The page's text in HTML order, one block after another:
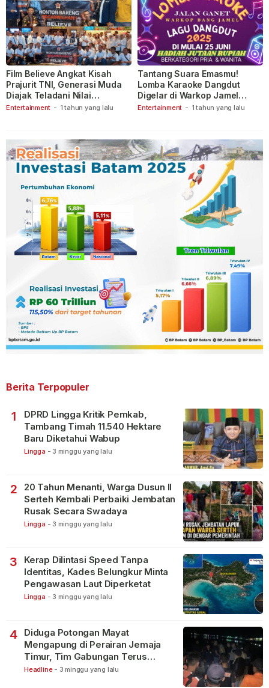
Entertainment - 1 tahun yang lalu
Film Believe Angkat Kisah
Prajurit TNI, Generasi Muda
Diajak Teladani Nilai
Keberanian
Entertainment - 1 tahun yang lalu
Tantang Suara Emasmu!
Lomba Karaoke Dangdut
Digelar di Warkop Jamel
Ganet
Berita Terpopuler
1
DPRD Lingga Kritik Pemkab,
Tambang Timah 11.540 Hektare
Baru Diketahui Wabup
Lingga - 3 minggu yang lalu
2
20 Tahun Menanti, Warga Dusun II
Serteh Kembali Perbaiki Jembatan
Rusak Secara Swadaya
Lingga - 3 minggu yang lalu
3
Kerap Dilintasi Speed Tanpa
Identitas, Kades Belungkur Minta
Pengawasan Laut Diperketat
Lingga - 3 minggu yang lalu
4
Diduga Potongan Mayat
Mengapung di Perairan Jemaja
Timur, Tim Gabungan Terus
Lakukan Pencarian
Headline - 3 minggu yang lalu